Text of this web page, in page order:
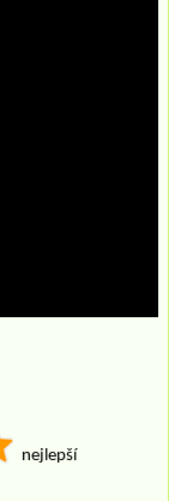
nejlepší